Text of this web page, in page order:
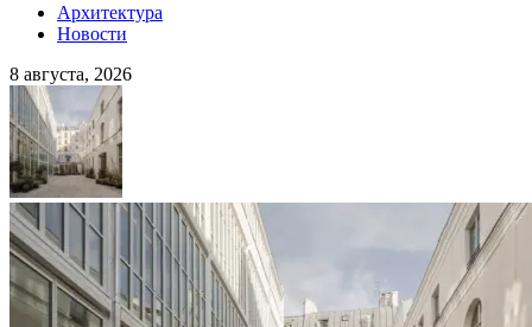
Архитектура
Новости
8 августа, 2026